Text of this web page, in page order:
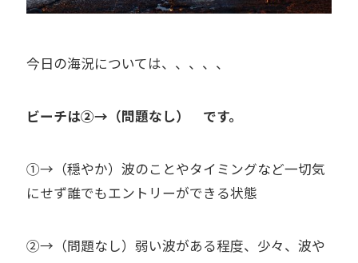
今日の海況については、、、、、
ビーチは②→（問題なし） です。
①→（穏やか）波のことやタイミングなど一切気
にせず誰でもエントリーができる状態
②→（問題なし）弱い波がある程度、少々、波や